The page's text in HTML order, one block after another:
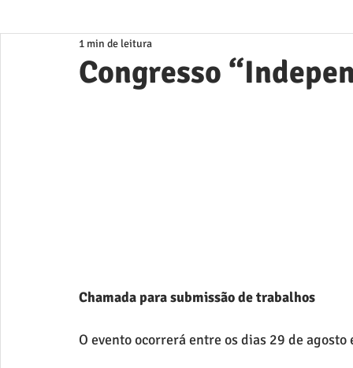
Congresso
1 min de leitura
Chamada para submissão de trabalhos
O evento ocorrerá entre os dias 29 de